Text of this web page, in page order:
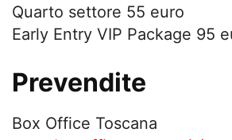
Quarto settore 55 euro
Early Entry VIP Package 95
Prevendite
Box Office Toscana